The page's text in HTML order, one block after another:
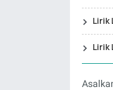
Lirik
Lirik